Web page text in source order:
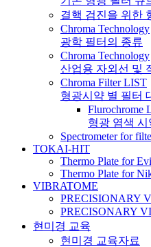
결핵 검진을 위한
Chroma Technology
광학 필터의 종류
Chroma Technology
산업용 자외선 및
Chroma Filter LIST
형광시약 별 필터
Flurochrome
형광 염색
Spectrometer for
TOKAI-HIT
Thermo Plate for
Thermo Plate for
VIBRATOME
PRECISIONARY
PRECISONARY
현미경 교육
현미경 교육자료